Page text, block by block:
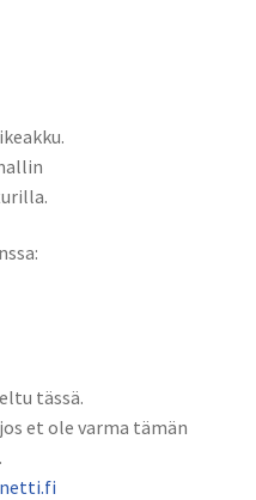
tässä.
et ole varma tämän